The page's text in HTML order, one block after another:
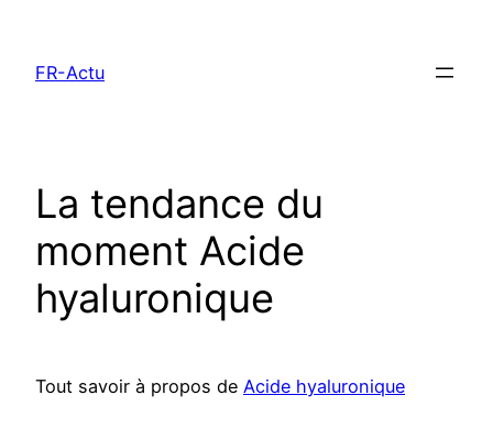
contenu
FR-Actu
La tendance du
moment Acide
hyaluronique
Tout savoir à propos de Acide hyaluronique